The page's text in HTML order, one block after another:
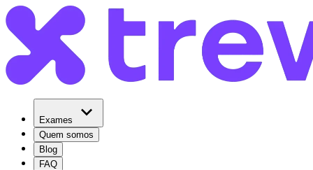
Exames
Quem somos
Blog
FAQ